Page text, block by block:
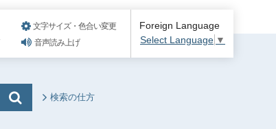
文字サイズ・色合い変更
音声読み上げ
Foreign Language
Select Language ▼
検索の仕方